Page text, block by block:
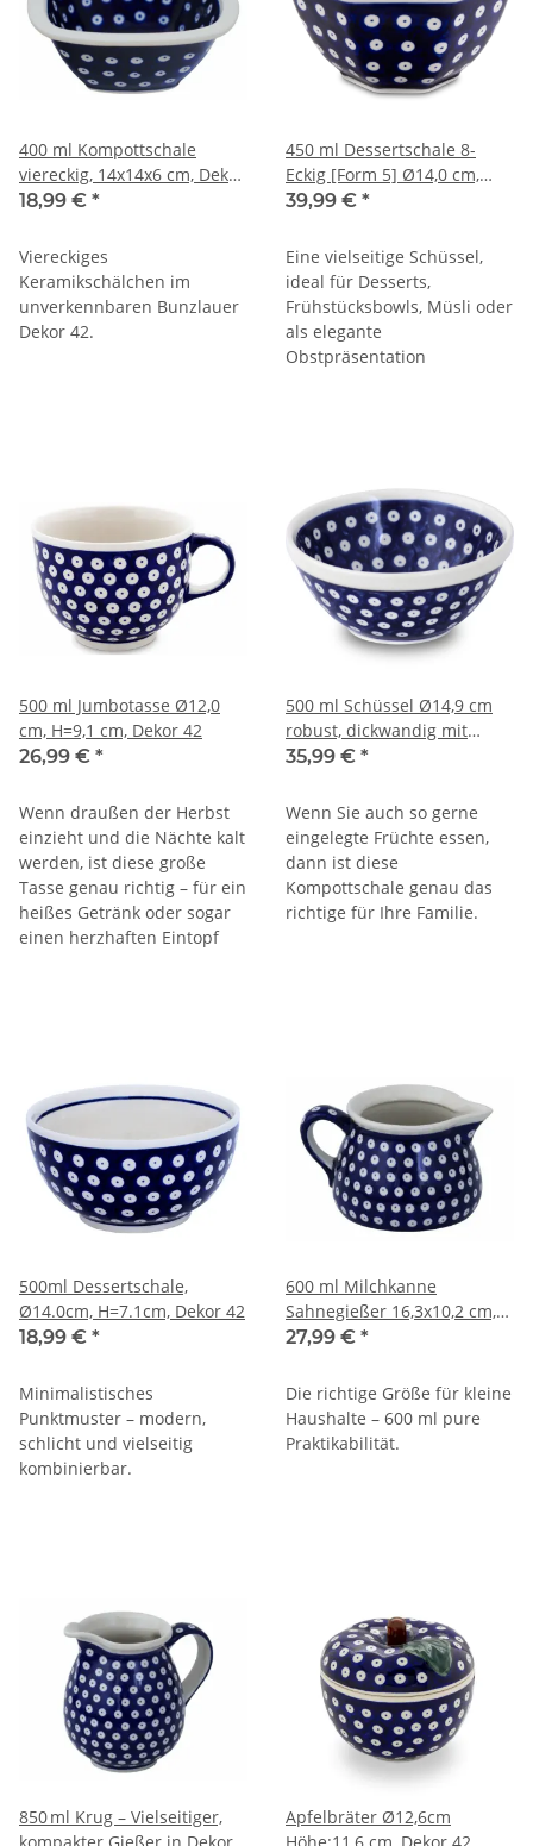
400 ml Kompottschale
viereckig, 14x14x6 cm, Dekor
42
18,99 € *
Viereckiges
Keramikschälchen im
unverkennbaren Bunzlauer
Dekor 42.
450 ml Dessertschale 8-
Eckig [Form 5] Ø14,0 cm,
H=7,0 cm, Dekor 42
39,99 € *
Eine vielseitige Schüssel,
ideal für Desserts,
Frühstücksbowls, Müsli oder
als elegante
Obstpräsentation
500 ml Jumbotasse Ø12,0
cm, H=9,1 cm, Dekor 42
26,99 € *
Wenn draußen der Herbst
einzieht und die Nächte kalt
werden, ist diese große
Tasse genau richtig – für ein
heißes Getränk oder sogar
einen herzhaften Eintopf
500 ml Schüssel Ø14,9 cm
robust, dickwandig mit
Innendekor [Form 1] Dekor
35,99 € *
Wenn Sie auch so gerne
eingelegte Früchte essen,
dann ist diese
Kompottschale genau das
richtige für Ihre Familie.
500ml Dessertschale,
Ø14.0cm, H=7.1cm, Dekor 42
18,99 € *
Minimalistisches
Punktmuster – modern,
schlicht und vielseitig
kombinierbar.
600 ml Milchkanne
Sahnegießer 16,3x10,2 cm,
Dekor 42
27,99 € *
Die richtige Größe für kleine
Haushalte – 600 ml pure
Praktikabilität.
850 ml Krug – Vielseitiger,
Apfelbräter Ø12,6cm